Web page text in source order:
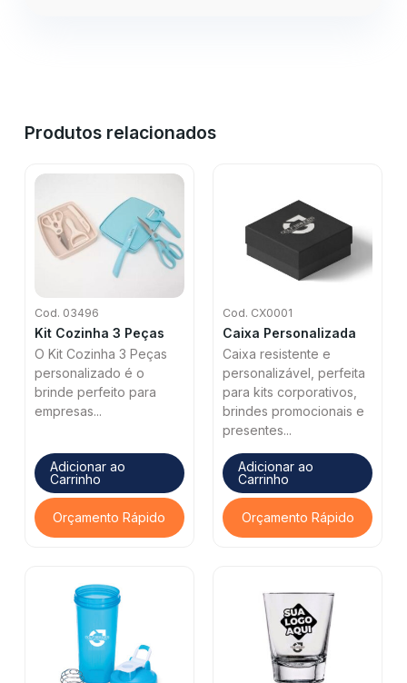
Produtos relacionados
Cod. 03496
Kit Cozinha 3 Peças
O Kit Cozinha 3 Peças
personalizado é o
brinde perfeito para
empresas...
Adicionar ao
Carrinho
Orçamento Rápido
Cod. CX0001
Caixa Personalizada
Caixa resistente e
personalizável, perfeita
para kits corporativos,
brindes promocionais e
presentes...
Adicionar ao
Carrinho
Orçamento Rápido